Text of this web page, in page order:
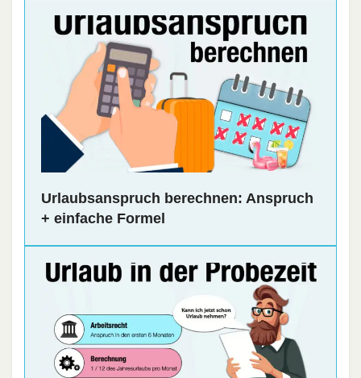
Urlaubsanspruch berechnen: Anspruch
+ einfache Formel